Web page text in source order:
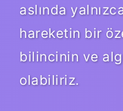
aslında
hareketin bir
bilincinin ve
olabiliriz.